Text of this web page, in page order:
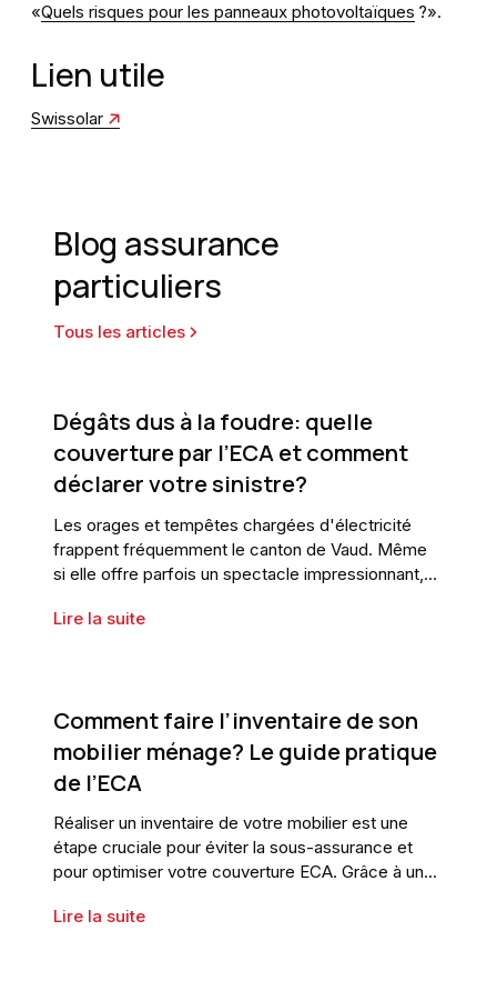
«Quels risques pour les panneaux photovoltaïques ?».
Lien utile
Swissolar
Blog assurance
particuliers
Tous les articles
Dégâts dus à la foudre: quelle
couverture par l’ECA et comment
déclarer votre sinistre?
Les orages et tempêtes chargées d'électricité
frappent fréquemment le canton de Vaud. Même
si elle offre parfois un spectacle impressionnant, la
biens. C'est ici que l'ECA entre en jeu, en offrant
déclaration de sinistre auprès de l'ECA... un réel
éclaircissement pour avoir l'esprit tranquille. Dans
cet article, nous explorons en détail les
protections offertes contre ce risque et vous
guidons pas à pas à travers la procédure pour faire
valoir vos droits.
Lire la suite
Comment faire l’inventaire de son
mobilier ménage? Le guide pratique
de l’ECA
Réaliser un inventaire de votre mobilier est une
étape cruciale pour éviter la sous-assurance et
pour optimiser votre couverture ECA. Grâce à un
que vos biens sont correctement protégés par
Lire la suite